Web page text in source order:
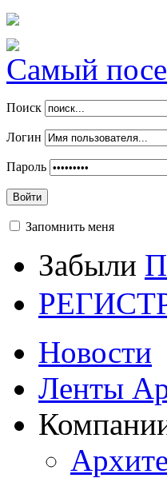
Самый
Поиск
Логин
Пароль
Войти
Запомнить меня
Забыли
Новости
Ленты